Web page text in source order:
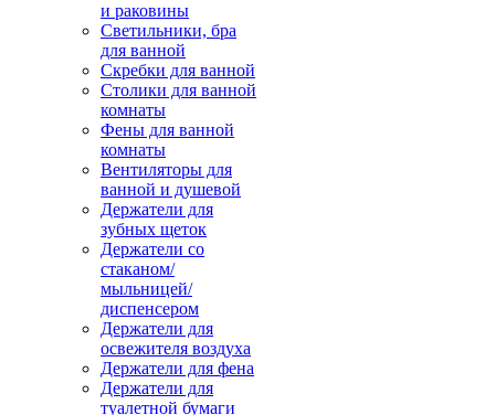
и раковины
Светильники, бра
для ванной
Скребки для ванной
Столики для ванной
комнаты
Фены для ванной
комнаты
Вентиляторы для
ванной и душевой
Держатели для
зубных щеток
Держатели со
стаканом/
мыльницей/
диспенсером
Держатели для
освежителя воздуха
Держатели для фена
Держатели для
туалетной бумаги